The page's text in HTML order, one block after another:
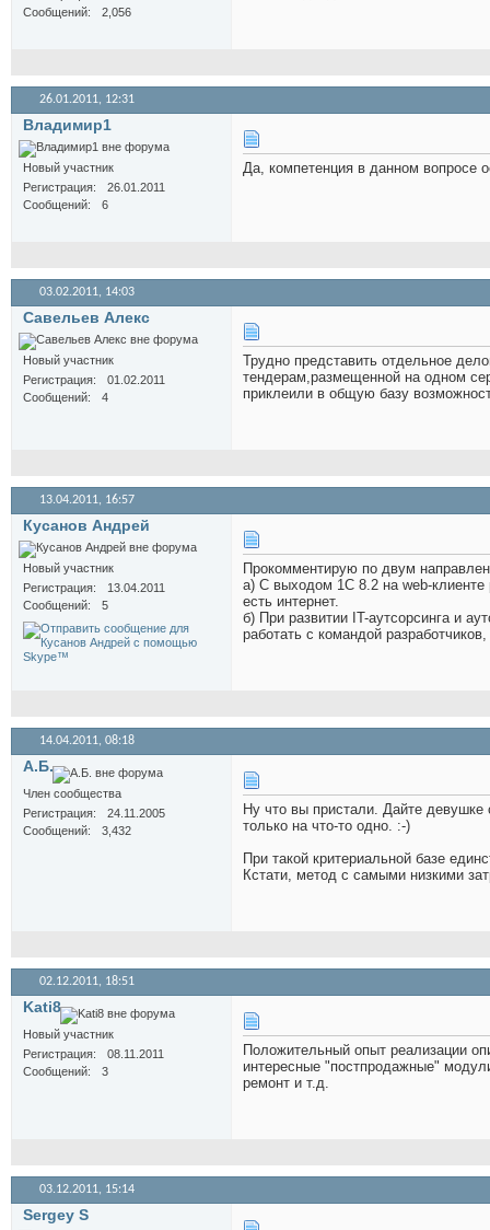
Сообщений
2,056
26.01.2011, 12:31
Владимир1
Новый участник
Регистрация
26.01.2011
Сообщений
6
Да, компетенция в данном вопросе
03.02.2011, 14:03
Савельев Алекс
Новый участник
Регистрация
01.02.2011
Сообщений
4
Трудно представить отдельное
тендерам,размещенной на одном
приклеили в общую базу
13.04.2011, 16:57
Кусанов Андрей
Новый участник
Регистрация
13.04.2011
Сообщений
5
Прокомментирую по двум
а) С выходом 1С 8.2 на web-клиенте
есть интернет.
б) При развитии IT-аутсорсинга и
работать с командой
14.04.2011, 08:18
А.Б.
Член сообщества
Регистрация
24.11.2005
Сообщений
3,432
Ну что вы пристали. Дайте девушке
только на что-то одно. :-)
При такой критериальной базе
Кстати, метод с самыми низкими
02.12.2011, 18:51
Kati8
Новый участник
Регистрация
08.11.2011
Сообщений
3
Положительный опыт реализации
интересные "постпродажные"
ремонт и т.д.
03.12.2011, 15:14
Sergey S